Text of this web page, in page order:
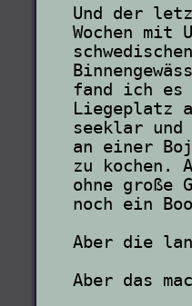
Und der
Wochen mit
fand ich es
Liegeplatz
seeklar und
an einer
zu kochen.
ohne große
noch ein
Aber die
Aber das